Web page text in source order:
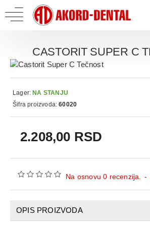
CASTORIT SUPER C
Na osnovu 0 recenzija. -
2.208,00 RSD
Lager: NA STANJU
Šifra proizvoda: 60020
OPIS PROIZVODA